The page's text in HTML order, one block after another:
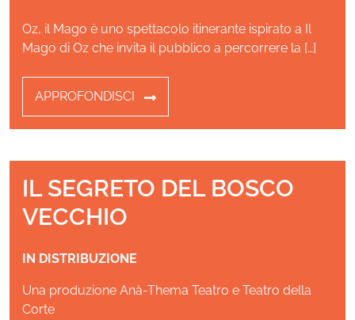
Oz, il Mago è uno spettacolo itinerante ispirato a Il
Mago di Oz che invita il pubblico a percorrere la […]
APPROFONDISCI
IL SEGRETO DEL BOSCO
VECCHIO
IN DISTRIBUZIONE
Una produzione Anà-Thema Teatro e Teatro della
Corte